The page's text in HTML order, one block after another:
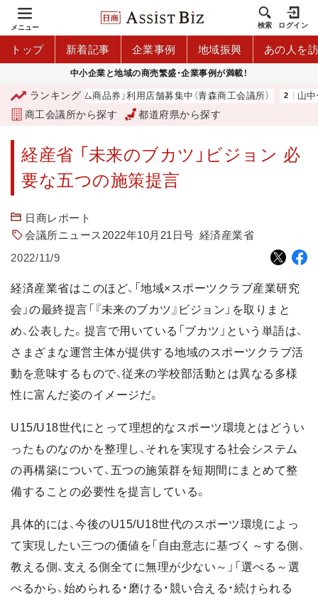
メニュー 検索 ログイン
トップ 新着記事 企業事例 地域振興 あの人を
中小企業と地域の商売繁盛・企業事例が満載！
ランキング
「青森市プレミアム商品券」利用店舗募集中（青森商工会議所） 山中
商工会議所から探す 都道府県から探す
経産省 「未来のブカツ」ビジョン 必
要な五つの施策提言
日商レポート
会議所ニュース2022年10月21日号 経済産業省
2022/11/9
経済産業省はこのほど、「地域×スポーツクラブ産業研究
会」の最終提言「『未来のブカツ』ビジョン」を取りまと
め、公表した。提言で用いている「ブカツ」という単語は、
さまざまな運営主体が提供する地域のスポーツクラブ活
動を意味するもので、従来の学校部活動とは異なる多様
性に富んだ姿のイメージだ。
U15/U18世代にとって理想的なスポーツ環境とはどうい
ったものなのかを整理し、それを実現する社会システム
の再構築について、五つの施策群を短期間にまとめて整
備することの必要性を提言している。
具体的には、今後のU15/U18世代のスポーツ環境によっ
て実現したい三つの価値を「自由意志に基づく～する側、
教える側、支える側全てに無理が少ない～」「選べる～選
べるから、始められる・磨ける・競い合える・続けられる